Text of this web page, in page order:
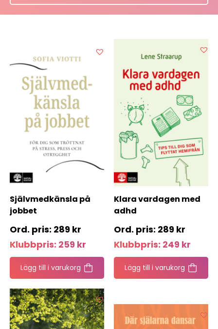
Självmedkänsla på
jobbet
289 kr
Klubbpris: 259 kr
Lägg till i varukorg
Klara vardagen med
adhd
289 kr
Klubbpris: 249 kr
Lägg till i varukorg